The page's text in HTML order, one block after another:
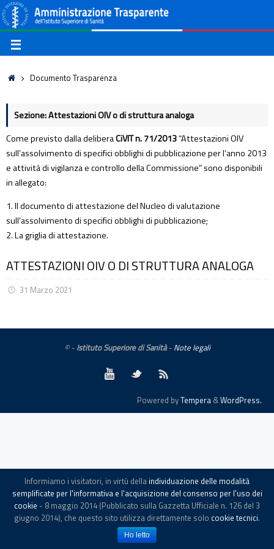
Documento Trasparenza
Sezione: Attestazioni OIV o di struttura analoga
Come previsto dalla deliberaCiVIT n. 71/2013“Attestazioni OIV
sull’assolvimento di specifici obblighi di pubblicazione per l’anno 2013
e attività di vigilanza e controllo della Commissione” sono disponibili
in allegato:
1. Il documento di attestazione del Nucleo di valutazione
sull’assolvimento di specifici obblighi di pubblicazione;
2. La griglia di attestazione.
ATTESTAZIONI OIV O DI STRUTTURA ANALOGA
31 Marzo 2021
© - Istituto Superiore di Sanità- Note legali
Powered byTempera &WordPress.
Informiamo i visitatori, in virtù della individuazione delle modalità
semplificate per l'informativa e l'acquisizione del consenso per l'uso dei
cookie - 8 maggio 2014 (Pubblicato sulla Gazzetta Ufficiale n. 126 del 3
giugno 2014), che questo sito utilizza direttamente solo cookie tecnici.
Ho letto